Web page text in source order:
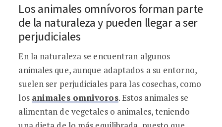
Los animales omnívoros forman parte
de la naturaleza y pueden llegar a ser
perjudiciales
En la naturaleza se encuentran algunos
animales que, aunque adaptados a su entorno,
suelen ser perjudiciales para las cosechas, como
los animales omnivoros. Estos animales se
alimentan de vegetales o animales, teniendo